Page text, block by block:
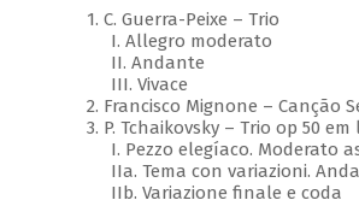
1. C. Guerra-Peixe – Trio
I. Allegro moderato
II. Andante
III. Vivace
2. Francisco Mignone – Canção
3. P. Tchaikovsky – Trio op 50
I. Pezzo elegíaco. Moderato
IIa. Tema con variazioni.
IIb. Variazione finale e coda